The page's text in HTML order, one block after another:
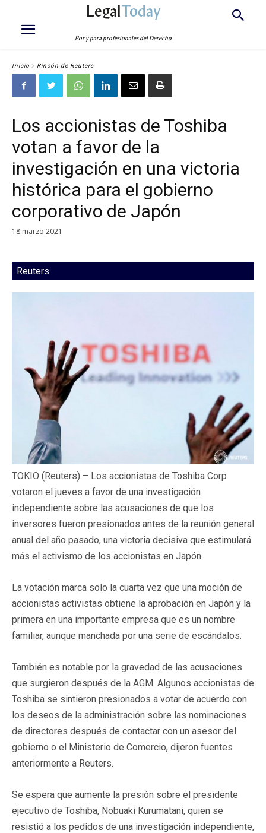
LegalToday
Por y para profesionales del Derecho
Inicio Rincón de Reuters
Los accionistas de Toshiba
votan a favor de la
investigación en una victoria
histórica para el gobierno
corporativo de Japón
18 marzo 2021
Reuters
TOKIO (Reuters) – Los accionistas de Toshiba Corp
votaron el jueves a favor de una investigación
independiente sobre las acusaciones de que los
inversores fueron presionados antes de la reunión general
anual del año pasado, una victoria decisiva que estimulará
más el activismo de los accionistas en Japón.
La votación marca solo la cuarta vez que una moción de
accionistas activistas obtiene la aprobación en Japón y la
primera en una importante empresa que es un nombre
familiar, aunque manchada por una serie de escándalos.
También es notable por la gravedad de las acusaciones
que surgieron después de la AGM. Algunos accionistas de
Toshiba se sintieron presionados a votar de acuerdo con
los deseos de la administración sobre las nominaciones
de directores después de contactar con un asesor del
gobierno o el Ministerio de Comercio, dijeron fuentes
anteriormente a Reuters.
Se espera que aumente la presión sobre el presidente
ejecutivo de Toshiba, Nobuaki Kurumatani, quien se
resistió a los pedidos de una investigación independiente,